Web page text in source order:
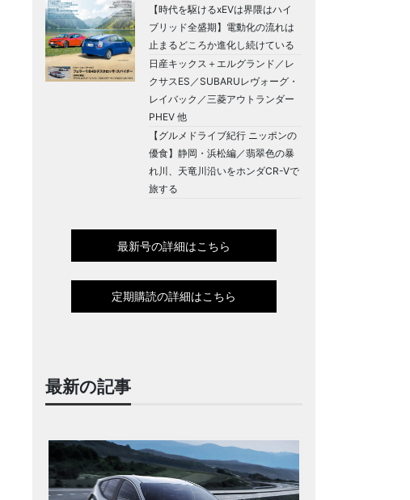
【時代を駆けるxEVは界隈はハイ
ブリッド全盛期】電動化の流れは
止まるどころか進化し続けている
日産キックス＋エルグランド／レ
クサスES／SUBARUレヴォーグ・
レイバック／三菱アウトランダー
PHEV 他
【グルメドライブ紀行 ニッポンの
優食】静岡・浜松編／翡翠色の暴
れ川、天竜川沿いをホンダCR-Vで
旅する
最新号の詳細はこちら
定期購読の詳細はこちら
最新の記事